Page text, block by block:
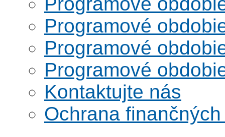
Programové
Programové
Programové
Kontaktujte nás
Ochrana